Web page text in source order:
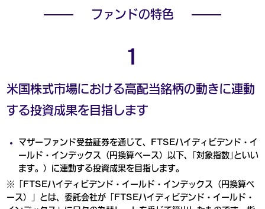
ファンドの特色
１
米国株式市場における高配当銘柄の動きに連動
する投資成果を目指します
マザーファンド受益証券を通じて、FTSEハイディビデンド・イ
ールド・インデックス（円換算ベース）以下、｢対象指数｣といい
ます。）に連動する投資成果を目指します。
※「FTSEハイディビデンド・イールド・インデックス（円換算ベ
ース）」とは、委託会社が「FTSEハイディビデンド・イールド・